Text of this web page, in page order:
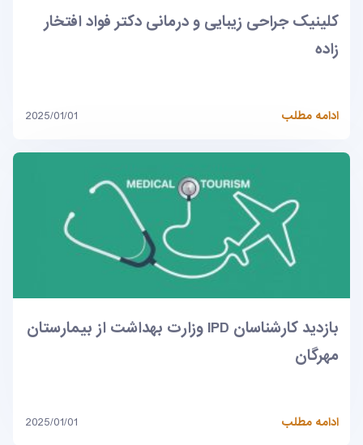
کلینیک جراحی زیبایی و درمانی دکتر فواد افتخار
زاده
ادامه مطلب 2025/01/01
بازدید کارشناسان IPD وزارت بهداشت از بیمارستان
مهرگان
ادامه مطلب 2025/01/01